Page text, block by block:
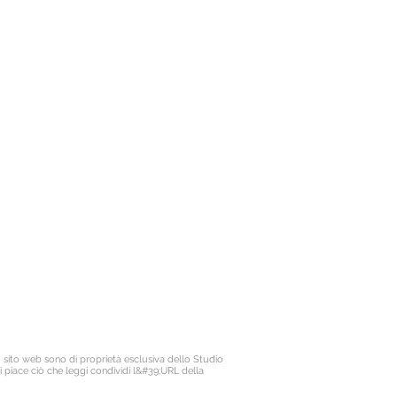
web sono di proprietà esclusiva dello Studio
piace ciò che leggi condividi l&#39;URL della